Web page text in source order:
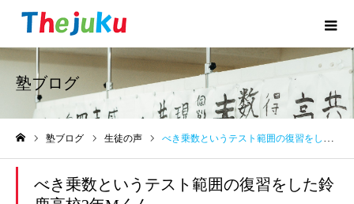
塾ブログ
塾ブログ 生徒の声 べき乗数というテスト範囲の復習をした鈴鹿高校2年Mくん
べき乗数というテスト範囲の復習をした鈴